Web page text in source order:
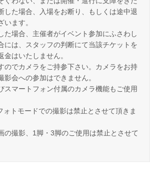
した場合、入場をお断り、もしくは途中退
ます。
た場合、主催者がイベント参加にふさわし
には、スタッフの判断にて当該チケットを
はいたしません。
のでカメラをご持参下さい。カメラをお持
影会への参加はできません。
スマートフォン付属のカメラ機能もご使用
ォトモードでの撮影は禁止とさせて頂きま
の撮影、1脚・3脚のご使用は禁止とさせて